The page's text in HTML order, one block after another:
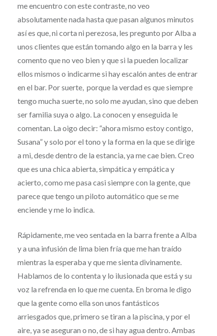
me encuentro con este contraste, no veo
absolutamente nada hasta que pasan algunos minutos
así es que, ni corta ni perezosa, les pregunto por Alba a
unos clientes que están tomando algo en la barra y les
comento que no veo bien y que si la pueden localizar
ellos mismos o indicarme si hay escalón antes de entrar
en el bar. Por suerte, porque la verdad es que siempre
tengo mucha suerte, no solo me ayudan, sino que deben
ser familia suya o algo. La conocen y enseguida le
comentan. La oigo decir: “ahora mismo estoy contigo,
Susana” y solo por el tono y la forma en la que se dirige
a mi, desde dentro de la estancia, ya me cae bien. Creo
que es una chica abierta, simpática y empática y
acierto, como me pasa casi siempre con la gente, que
parece que tengo un piloto automático que se me
enciende y me lo indica.
Rápidamente, me veo sentada en la barra frente a Alba
y a una infusión de lima bien fría que me han traído
mientras la esperaba y que me sienta divinamente.
Hablamos de lo contenta y lo ilusionada que está y su
voz la refrenda en lo que me cuenta. En broma le digo
que la gente como ella son unos fantásticos
arriesgados que, primero se tiran a la piscina, y por el
aire, ya se aseguran o no, de si hay agua dentro. Ambas